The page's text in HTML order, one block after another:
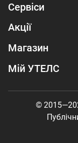
Сервіси
Акції
Магазин
Мій УТЕЛС
©